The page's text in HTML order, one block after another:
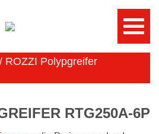
/ ROZZI Polypgreifer
RTG250A-6P